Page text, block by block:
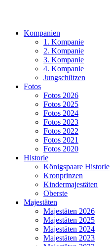
Kompanien
1. Kompanie
2. Kompanie
3. Kompanie
4. Kompanie
Jungschützen
Fotos
Fotos 2026
Fotos 2025
Fotos 2024
Fotos 2023
Fotos 2022
Fotos 2021
Fotos 2020
Historie
Königspaare Historie
Kronprinzen
Kindermajestäten
Oberste
Majestäten
Majestäten 2026
Majestäten 2025
Majestäten 2024
Majestäten 2023